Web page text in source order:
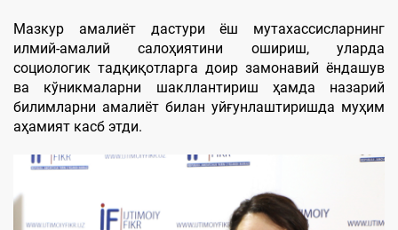
Мазкур амалиёт дастури ёш мутахассисларнинг
илмий-амалий салоҳиятини ошириш, уларда
социологик тадқиқотларга доир замонавий ёндашув
ва кўникмаларни шакллантириш ҳамда назарий
билимларни амалиёт билан уйғунлаштиришда муҳим
аҳамият касб этди.